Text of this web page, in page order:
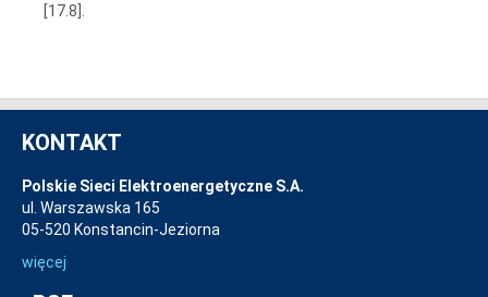
[17.8].
KONTAKT
Polskie Sieci Elektroenergetyczne S.A.
ul. Warszawska 165
05-520 Konstancin-Jeziorna
więcej